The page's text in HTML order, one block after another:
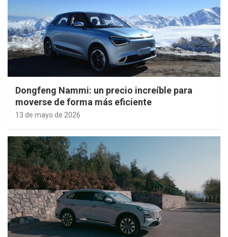
Dongfeng Nammi: un precio increíble para
moverse de forma más eficiente
13 de mayo de 2026